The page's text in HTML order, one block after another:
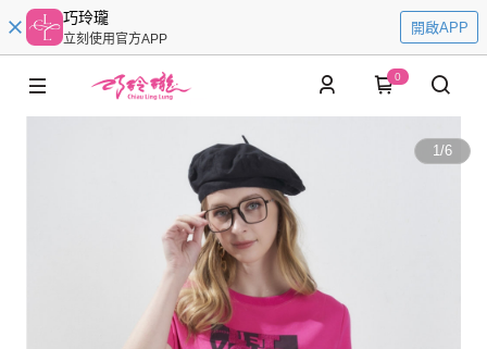
巧玲瓏
立刻使用官方APP
開啟APP
0
1/6